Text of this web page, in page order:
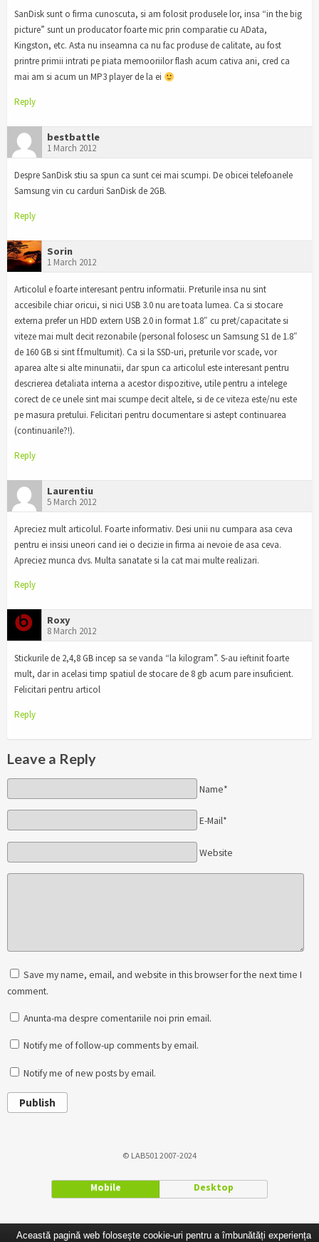
SanDisk sunt o firma cunoscuta, si am folosit produsele lor, insa “in the big
picture” sunt un producator foarte mic prin comparatie cu AData,
Kingston, etc. Asta nu inseamna ca nu fac produse de calitate, au fost
printre primii intrati pe piata memooriilor flash acum cativa ani, cred ca
mai am si acum un MP3 player de la ei
Reply
bestbattle
1 March 2012
Despre SanDisk stiu sa spun ca sunt cei mai scumpi. De obicei telefoanele
Samsung vin cu carduri SanDisk de 2GB.
Reply
Sorin
1 March 2012
Articolul e foarte interesant pentru informatii. Preturile insa nu sint
accesibile chiar oricui, si nici USB 3.0 nu are toata lumea. Ca si stocare
externa prefer un HDD extern USB 2.0 in format 1.8″ cu pret/capacitate si
viteze mai mult decit rezonabile (personal folosesc un Samsung S1 de 1.8″
de 160 GB si sint f.f.multumit). Ca si la SSD-uri, preturile vor scade, vor
aparea alte si alte minunatii, dar spun ca articolul este interesant pentru
descrierea detaliata interna a acestor dispozitive, utile pentru a intelege
corect de ce unele sint mai scumpe decit altele, si de ce viteza este/nu este
pe masura pretului. Felicitari pentru documentare si astept continuarea
(continuarile?!).
Reply
Laurentiu
5 March 2012
Apreciez mult articolul. Foarte informativ. Desi unii nu cumpara asa ceva
pentru ei insisi uneori cand iei o decizie in firma ai nevoie de asa ceva.
Apreciez munca dvs. Multa sanatate si la cat mai multe realizari.
Reply
Roxy
8 March 2012
Stickurile de 2,4,8 GB incep sa se vanda “la kilogram”. S-au ieftinit foarte
mult, dar in acelasi timp spatiul de stocare de 8 gb acum pare insuficient.
Felicitari pentru articol
Reply
Leave a Reply
Name*
E-Mail*
Website
Save my name, email, and website in this browser for the next time I
comment.
Anunta-ma despre comentariile noi prin email.
Notify me of follow-up comments by email.
Notify me of new posts by email.
Publish
© LAB501 2007-2024
Mobile Desktop
Această pagină web folosește cookie-uri pentru a îmbunătăți experiența